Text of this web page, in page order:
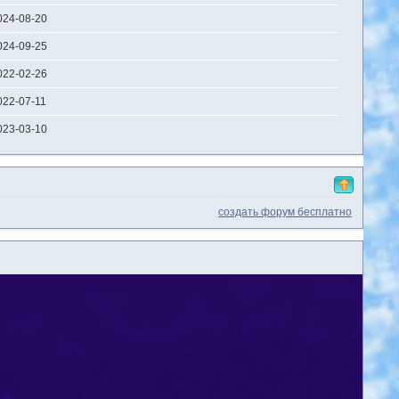
08-20
09-25
02-26
07-11
03-10
создать форум бесплатно